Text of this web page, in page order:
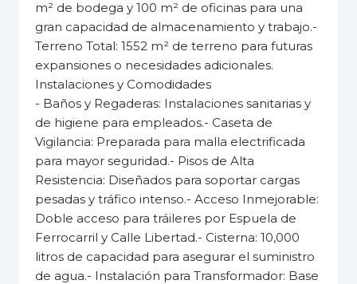
m² de bodega y 100 m² de oficinas para una
gran capacidad de almacenamiento y trabajo.-
Terreno Total: 1552 m² de terreno para futuras
expansiones o necesidades adicionales.
Instalaciones y Comodidades
- Baños y Regaderas: Instalaciones sanitarias y
de higiene para empleados.- Caseta de
Vigilancia: Preparada para malla electrificada
para mayor seguridad.- Pisos de Alta
Resistencia: Diseñados para soportar cargas
pesadas y tráfico intenso.- Acceso Inmejorable:
Doble acceso para tráileres por Espuela de
Ferrocarril y Calle Libertad.- Cisterna: 10,000
litros de capacidad para asegurar el suministro
de agua.- Instalación para Transformador: Base